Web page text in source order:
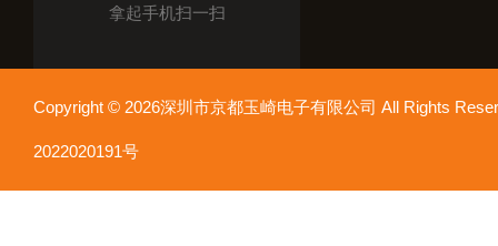
拿起手机扫一扫
Copyright © 2026深圳市京都玉崎电子有限公司 All Rights
2022020191号